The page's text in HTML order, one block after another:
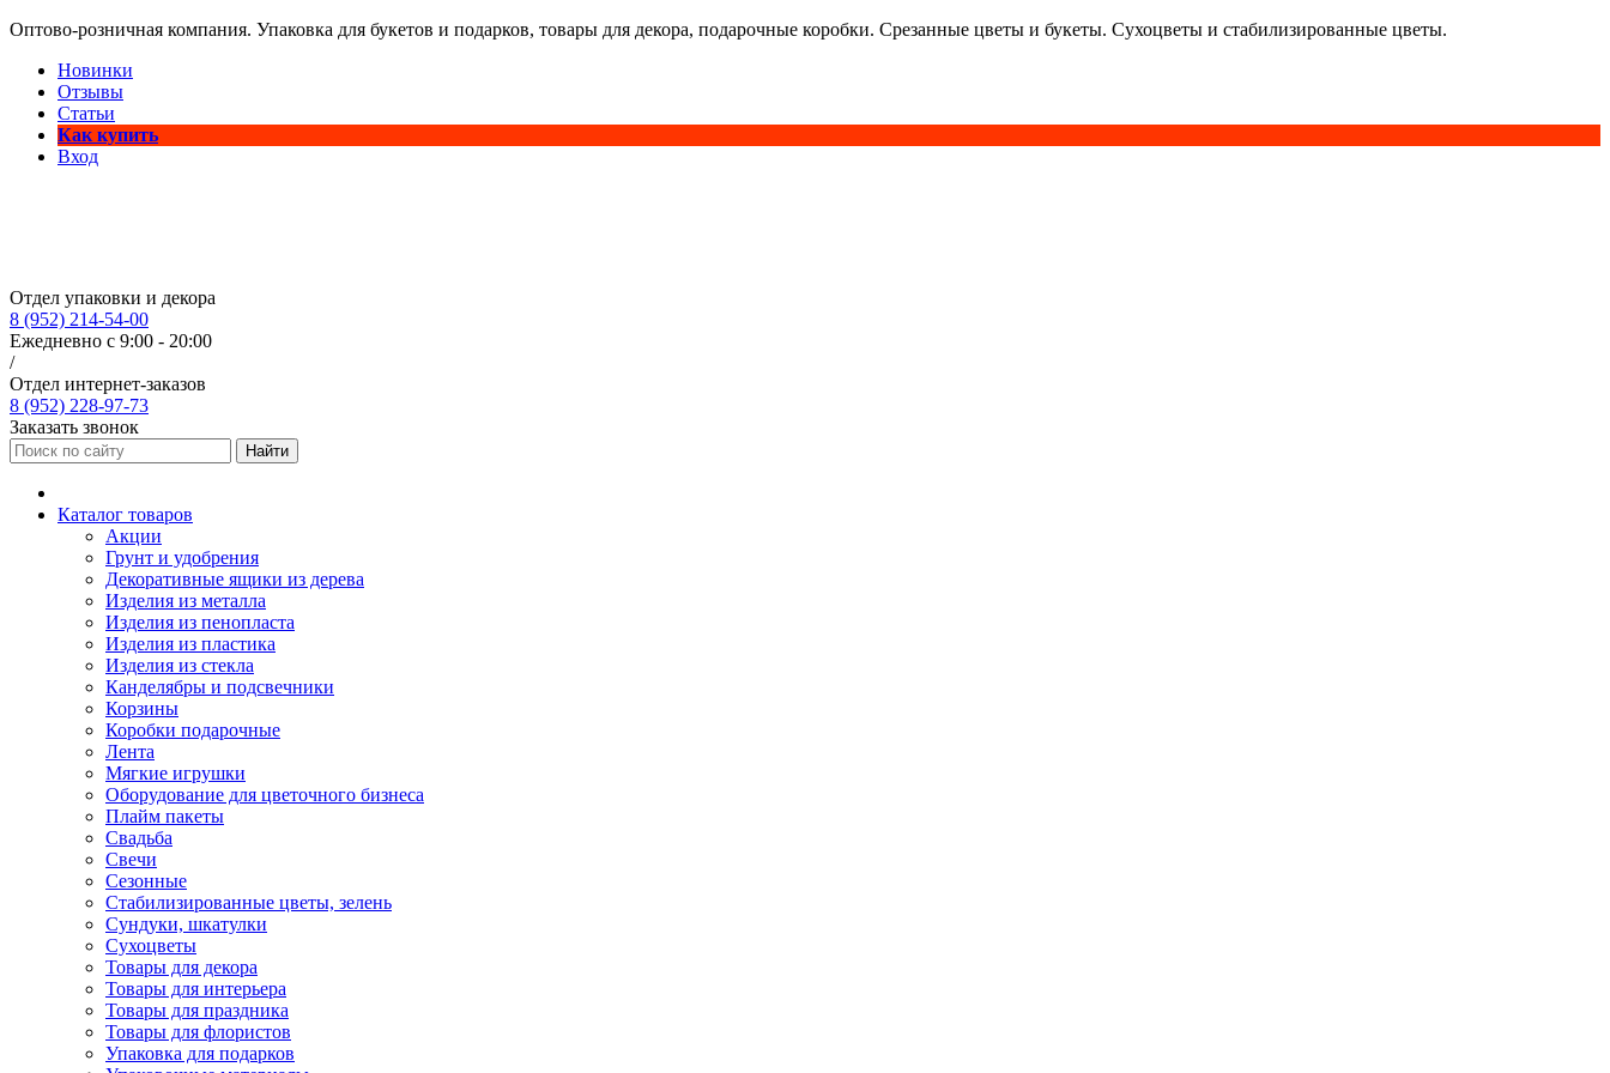
Оптово-розничная компания. Упаковка для букетов и подарков, товары для декора, подарочные коробки. Срезанные цветы и букеты. Сухоцветы и стабилизированные цветы.
Новинки
Отзывы
Статьи
Как купить
Вход
Отдел упаковки и декора
8 (952) 214-54-00
Ежедневно с 9:00 - 20:00
/
Отдел интернет-заказов
8 (952) 228-97-73
Заказать звонок
Найти
Каталог товаров
Акции
Грунт и удобрения
Декоративные ящики из дерева
Изделия из металла
Изделия из пенопласта
Изделия из пластика
Изделия из стекла
Канделябры и подсвечники
Корзины
Коробки подарочные
Лента
Мягкие игрушки
Оборудование для цветочного бизнеса
Плайм пакеты
Свадьба
Свечи
Сезонные
Стабилизированные цветы, зелень
Сундуки, шкатулки
Сухоцветы
Товары для декора
Товары для интерьера
Товары для праздника
Товары для флористов
Упаковка для подарков